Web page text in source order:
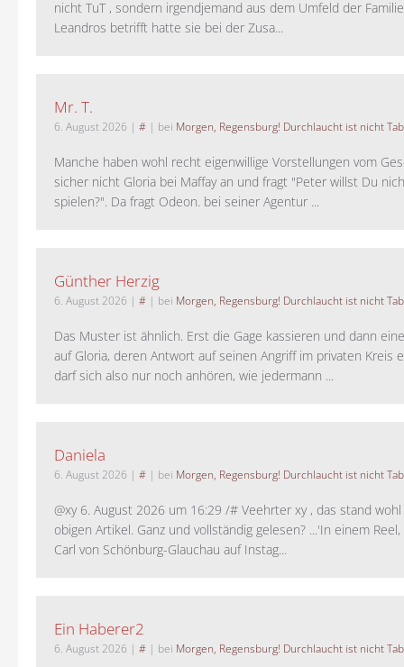
nicht TuT , sondern irgendjemand aus dem Umfeld der
Leandros betrifft hatte sie bei der Zusa...
Mr. T.
6. August 2026 | # | bei Morgen, Regensburg! Durchlaucht ist nicht
Manche haben wohl recht eigenwillige Vorstellungen vom
sicher nicht Gloria bei Maffay an und fragt "Peter willst Du
spielen?". Da fragt Odeon. bei seiner Agentur ...
Günther Herzig
6. August 2026 | # | bei Morgen, Regensburg! Durchlaucht ist nicht
Das Muster ist ähnlich. Erst die Gage kassieren und dann
auf Gloria, deren Antwort auf seinen Angriff im privaten Kreis
darf sich also nur noch anhören, wie jedermann ...
Daniela
6. August 2026 | # | bei Morgen, Regensburg! Durchlaucht ist nicht
@xy 6. August 2026 um 16:29 /# Veehrter xy , das stand
obigen Artikel. Ganz und vollständig gelesen? ...'In einem
Carl von Schönburg-Glauchau auf Instag...
Ein Haberer2
6. August 2026 | # | bei Morgen, Regensburg! Durchlaucht ist nicht